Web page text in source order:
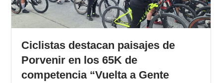
Ciclistas destacan paisajes de
Porvenir en los 65K de
competencia “Vuelta a Gente